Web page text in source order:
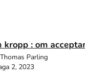
kropp : om
Parling
2, 2023